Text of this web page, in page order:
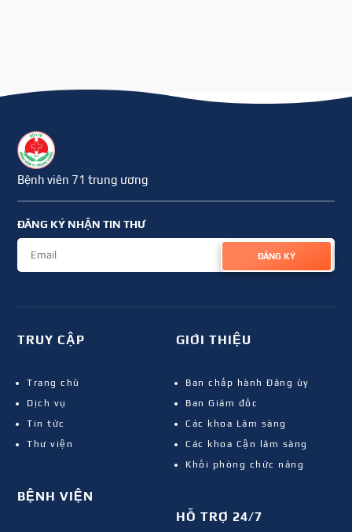
Bệnh viên 71 trung ương
ĐĂNG KÝ NHẬN TIN THƯ
ĐĂNG KÝ
TRUY CẬP
Trang chủ
Dịch vụ
Tin tức
Thư viện
BỆNH VIỆN
GIỚI THIỆU
Ban chấp hành Đảng ủy
Ban Giám đốc
Các khoa Lâm sàng
Các khoa Cận lâm sàng
Khối phòng chức năng
HỖ TRỢ 24/7